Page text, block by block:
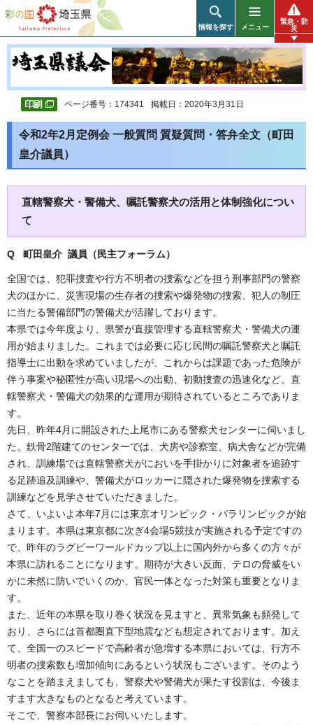
彩の国 埼玉県
情報を探す メニュー
緊急・防
災
ページ番号：174341 掲載日：2020年3月31日
令和2年2月定例会 一般質問 質疑質問・答弁全文（町田
皇介議員）
直轄警察犬・警備犬、嘱託警察犬の活用と体制強化につい
て
Q 町田皇介 議員（民主フォーラム）
全国では、犯罪捜査や行方不明者の捜索などを担う刑事部門の警察
犬のほかに、災害現場の生存者の捜索や爆発物の捜索、犯人の制圧
に当たる警備部門の警備犬が活躍しております。
本県では今年度より、県警が直接管理する直轄警察犬・警備犬の運
用が始まりました。これまでは必要に応じ民間の嘱託警察犬と嘱託
指導士に出動を求めていましたが、これからは課題であった危険が
伴う事案や秘匿性が高い現場への出動、初動捜査の迅速化など、直
轄警察犬・警備犬の効果的な運用が期待されているところでありま
す。
先日、昨年4月に開設された上尾市にある警察犬センターに伺いまし
た。鉄骨2階建てのセンターでは、犬房や診察室、病犬舎などが完備
され、訓練場では直轄警察犬がにおいを手掛かりに対象者を追跡す
る足跡追及訓練や、警備犬がロッカーに隠された爆発物を捜索する
訓練などを見学させていただきました。
さて、いよいよ本年7月には東京オリンピック・パラリンピックが始
まります。本県は東京都に次ぎ4会場5競技が実施される予定ですの
で、昨年のラグビーワールドカップ以上に国内外から多くの方々が
本県に訪れることになります。期待が大きい反面、テロの脅威をい
かに未然に防いでいくのか、官民一体となった対策も重要となりま
す。
また、近年の本県を取り巻く状況を見ますと、異常気象も頻発して
おり、さらには首都圏直下型地震なども想定されております。加え
て、全国一のスピードで高齢者が急増する本県においては、行方不
明者の捜索数も増加傾向にあるという状況もございます。そのよう
なことを踏まえましても、警察犬や警備犬が果たす役割は、今後ま
すます大きなものとなると考えています。
そこで、警察本部長にお伺いいたします。